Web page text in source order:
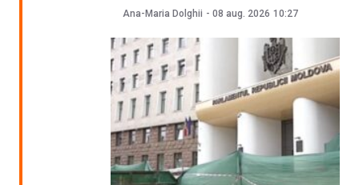
Ana-Maria Dolghii - 08 aug. 2026 10:27